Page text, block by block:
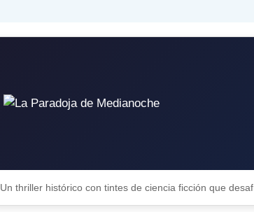
Un thriller histórico con tintes de ciencia ficción que